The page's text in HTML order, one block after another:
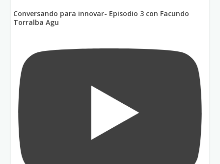
Conversando para innovar- Episodio 3 con Facundo
Torralba Agu